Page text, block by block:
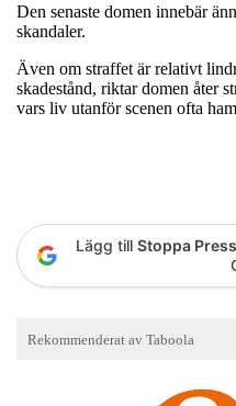
Den senaste domen innebär
skandaler.
Även om straffet är relativt
skadestånd, riktar domen åter
vars liv utanför scenen ofta
Lägg till Stoppa